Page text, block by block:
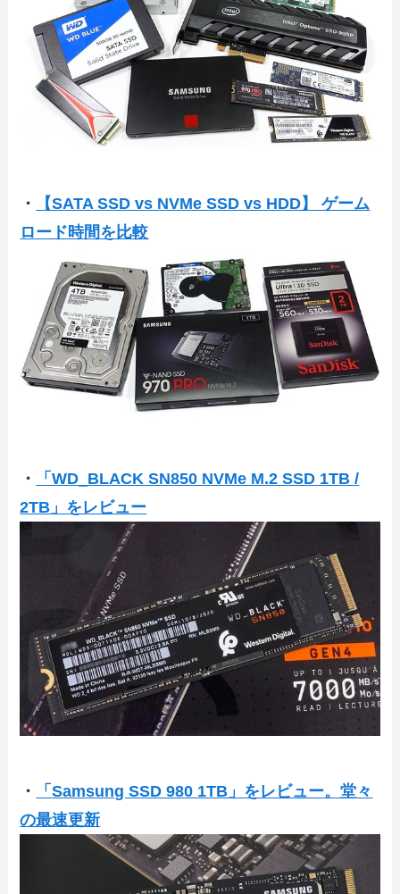
・
【SATA SSD vs NVMe SSD vs HDD】 ゲーム
ロード時間を比較
・
「WD_BLACK SN850 NVMe M.2 SSD 1TB /
2TB」をレビュー
・
「Samsung SSD 980 1TB」をレビュー。堂々
の最速更新